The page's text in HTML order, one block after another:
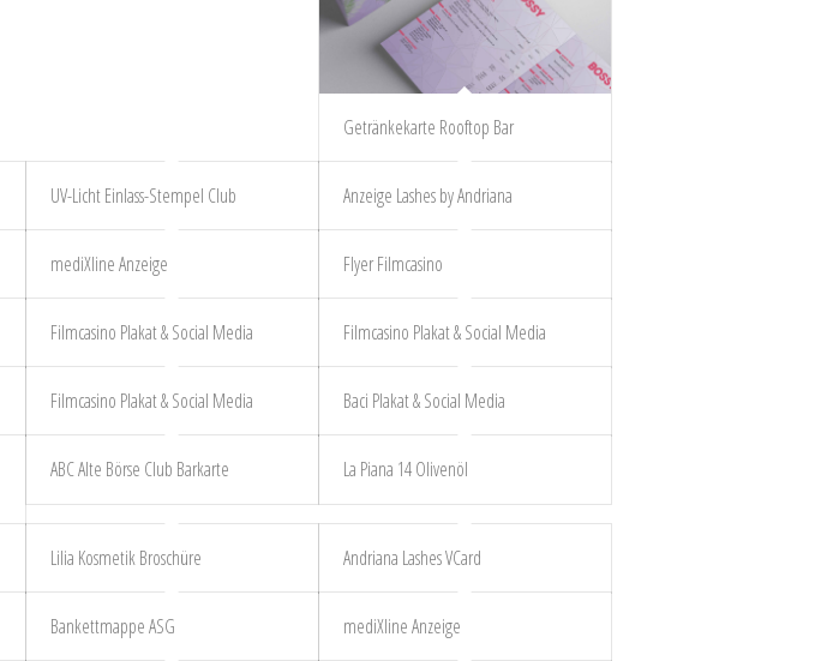
Getränkekarte Rooftop Bar
UV-Licht Einlass-Stempel Club Anzeige Lashes by Andriana
mediXline Anzeige Flyer Filmcasino
Filmcasino Plakat & Social Media Filmcasino Plakat & Social Media
Filmcasino Plakat & Social Media Baci Plakat & Social Media
ABC Alte Börse Club Barkarte La Piana 14 Olivenöl
Lilia Kosmetik Broschüre Andriana Lashes VCard
Bankettmappe ASG mediXline Anzeige